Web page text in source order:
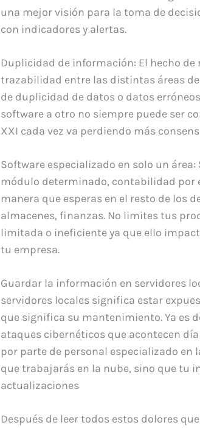
una mejor visión para la toma de
con indicadores y alertas.
Duplicidad de información: El hecho de
trazabilidad entre las distintas áreas
de duplicidad de datos o datos
software a otro no siempre puede ser
XXI cada vez va perdiendo más
Software especializado en solo un
módulo determinado, contabilidad por
manera que esperas en el resto de los
almacenes, finanzas. No limites tus
limitada o ineficiente ya que ello
tu empresa.
Guardar la información en servidores
servidores locales significa estar
que significa su mantenimiento. Ya es
ataques cibernéticos que acontecen
por parte de personal especializado en
que trabajarás en la nube, sino que tu
actualizaciones
Después de leer todos estos dolores